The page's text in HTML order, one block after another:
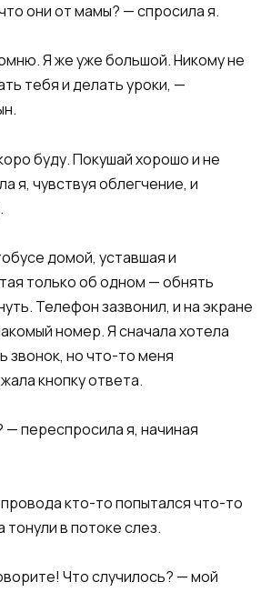
они от мамы? — спросила я.​​
Я же уже большой. Никому не
тебя и делать уроки, —
буду. Покушай хорошо и не
я, чувствуя облегчение, и
домой, уставшая и
только об одном — обнять
Телефон зазвонил, и на экране
номер. Я сначала хотела
звонок, но что-то меня
кнопку ответа.​​
— переспросила я, начиная
кто-то попытался что-то
тонули в потоке слез.​​
Что случилось? — мой